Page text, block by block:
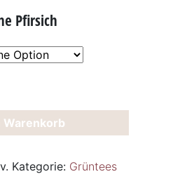
Pfirsich
Warenkorb
Kategorie: Grüntees